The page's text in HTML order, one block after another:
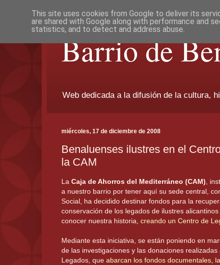
Barrio de
Web dedicada a la difusión de la cultura,
miércoles, 17 de diciembre de 2008
Benaluenses ilustres en el
la CAM
La Caja de Ahorros del Mediterráneo (CAM) ,
a nuestro barrio por tener aquí su sede central,
Social, ha decidido destinar fondos para la
conservación de los legados de ilustres
conocer nuestra historia, creando un Centro de
Mediante esta iniciativa, se están poniendo en
de las investigaciones y las donaciones
Legados, que abarcan los fondos documentales,
This site uses cookies from Google to deliver its
are shared with Google along with performance and
statistics, and to detect and address abuse.